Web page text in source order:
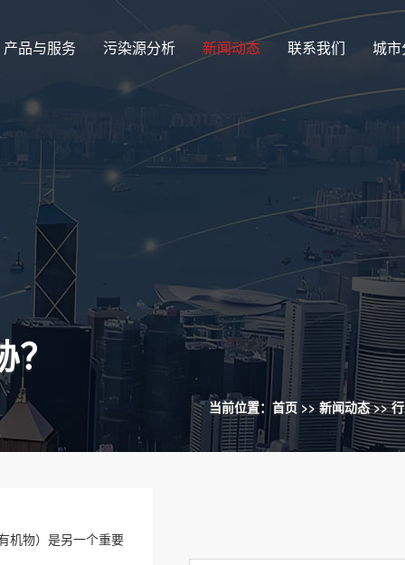
产品与服务 污染源分析 新闻动态 联系我们 城
当前位置： 首页 >> 新闻动态>>
机物）是另一个重要